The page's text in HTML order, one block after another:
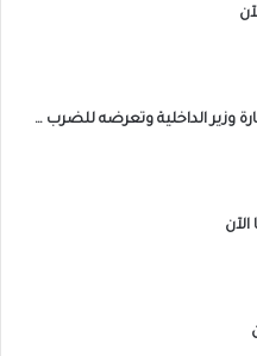
وزير الداخلية وتعرضه للضرب …
الآن